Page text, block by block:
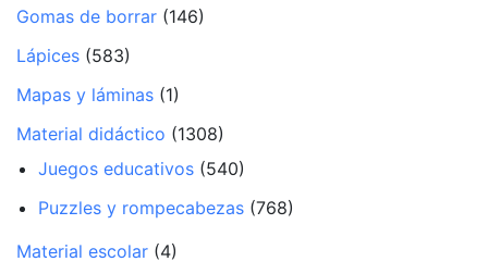
Gomas de borrar (146)
Lápices (583)
Mapas y láminas (1)
Material didáctico (1308)
Juegos educativos (540)
Puzzles y rompecabezas (768)
Material escolar (4)